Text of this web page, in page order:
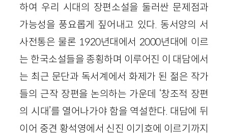
하여 우리 시대의 장편소설을 둘러싼 문제점과
가능성을 풍요롭게 짚어내고 있다. 동서양의 서
사전통은 물론 1920년대에서 2000년대에 이르
는 한국소설들을 종횡하며 이루어진 이 대담에서
는 최근 문단과 독서계에서 화제가 된 젊은 작가
들의 근작 장편을 논의하는 가운데 ‘창조적 장편
의 시대’를 열어나가야 함을 역설한다. 대담에 뒤
이어 중견 황석영에서 신진 이기호에 이르기까지